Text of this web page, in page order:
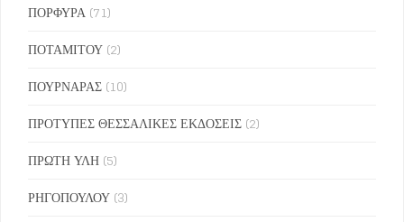
ΠΟΡΦΥΡΑ (71)
ΠΟΤΑΜΙΤΟΥ (2)
ΠΟΥΡΝΑΡΑΣ (10)
ΠΡΟΤΥΠΕΣ ΘΕΣΣΑΛΙΚΕΣ ΕΚΔΟΣΕΙΣ (2)
ΠΡΩΤΗ ΥΛΗ (5)
ΡΗΓΟΠΟΥΛΟΥ (3)